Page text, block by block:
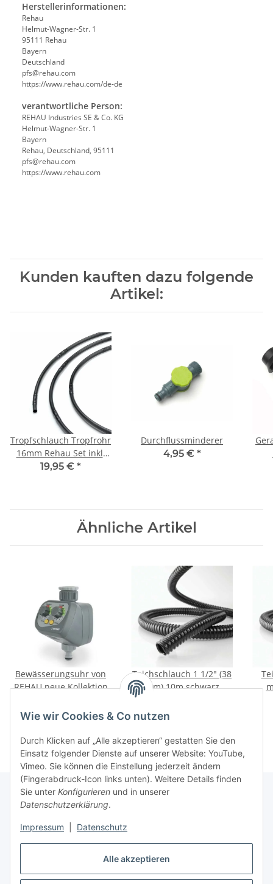
Alle akzeptieren
Wie wir Cookies & Co nutzen
Durch Klicken auf „Alle akzeptieren“ gestatten Sie den
Einsatz folgender Dienste auf unserer Website: YouTube,
Vimeo. Sie können die Einstellung jederzeit ändern
(Fingerabdruck-Icon links unten). Weitere Details finden
Sie unter Konfigurieren und in unserer
Datenschutzerklärung.
Impressum Datenschutz
Herstellerinformationen:
Rehau
Helmut-Wagner-Str. 1
95111 Rehau
Bayern
Deutschland
pfs@rehau.com
https://www.rehau.com/de-de
verantwortliche Person:
REHAU Industries SE & Co. KG
Helmut-Wagner-Str. 1
Bayern
Rehau, Deutschland, 95111
pfs@rehau.com
https://www.rehau.com
Kunden kauften dazu folgende
Artikel:
Tropfschlauch Tropfrohr
16mm Rehau Set inkl.
Zubehör 50m
19,95 € *
Durchflussminderer
4,95 € *
Ähnliche Artikel
Bewässerungsuhr von
REHAU neue Kollektion
Teichschlauch 1 1/2" (38
mm) 10m schwarz